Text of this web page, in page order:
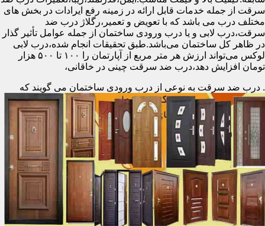
سرقت از جمله خدمات قابل ارائه در زمینه رفع ایرادات در بخش های
مختلف درب می باشد که با تعویض و تعمیر،رگلاژ درب ضد
سرقت،درب لابی و یا درب ورودی ساختمان از جمله عوامل تأثیر گذار
در ظاهر کل ساختمان می‌باشد.طبق تحقیقات انجام شده،درب لابی
لوکس می‌تواند ارزش هر متر مربع از آپارتمان را ۱۰۰ تا ۵۰۰ هزار
تومان افزایش دهد،درب ضد سرقت چینی در خاقانی،
. درب ضد سرقت به نوعی از درب ورودی ساختمان می گویند که